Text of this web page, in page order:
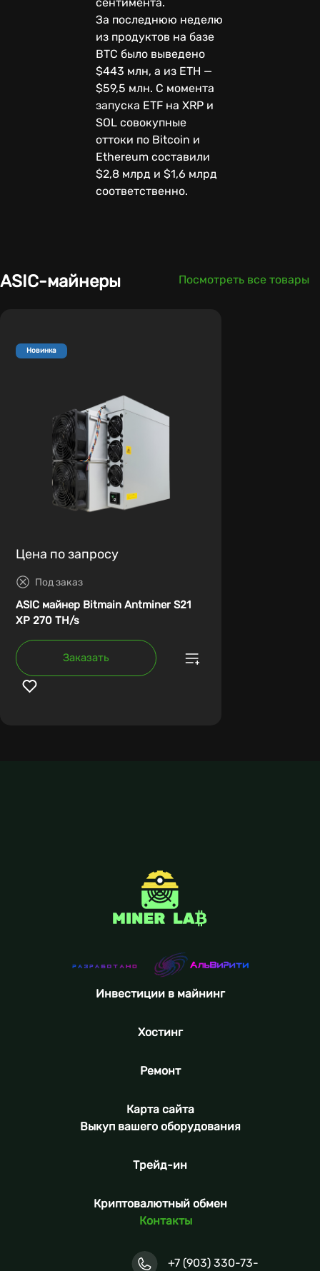
За последнюю неделю
из продуктов на базе
BTC было выведено
$443 млн, а из ETH —
$59,5 млн. С момента
запуска ETF на XRP и
SOL совокупные
оттоки по Bitcoin и
Ethereum составили
$2,8 млрд и $1,6 млрд
соответственно.
ASIC-майнеры Посмотреть все товары
Новинка
Цена по запросу
Под заказ
ASIC майнер Bitmain Antminer S21
XP 270 TH/s
Заказать
Инвестиции в майнинг
Хостинг
Ремонт
Карта сайта
Выкуп вашего оборудования
Трейд-ин
Криптовалютный обмен
Контакты
+7 (903) 330-73-